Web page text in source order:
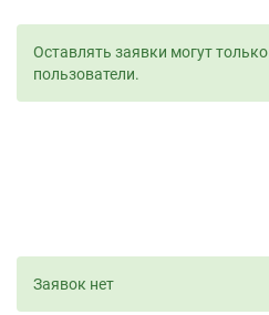
Оставлять заявки могут только
пользователи.
Заявок нет